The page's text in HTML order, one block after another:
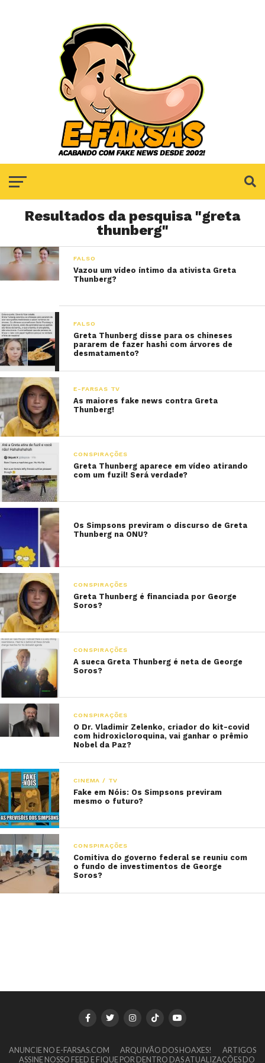
Resultados da pesquisa "greta
thunberg"
FALSO
Vazou um vídeo íntimo da ativista Greta
Thunberg?
FALSO
Greta Thunberg disse para os chineses
pararem de fazer hashi com árvores de
desmatamento?
E-FARSAS TV
As maiores fake news contra Greta
Thunberg!
CONSPIRAÇÕES
Greta Thunberg aparece em vídeo atirando
com um fuzil! Será verdade?
Os Simpsons previram o discurso de Greta
Thunberg na ONU?
CONSPIRAÇÕES
Greta Thunberg é financiada por George
Soros?
CONSPIRAÇÕES
A sueca Greta Thunberg é neta de George
Soros?
CONSPIRAÇÕES
O Dr. Vladimir Zelenko, criador do kit-covid
com hidroxicloroquina, vai ganhar o prêmio
Nobel da Paz?
CINEMA / TV
Fake em Nóis: Os Simpsons previram
mesmo o futuro?
CONSPIRAÇÕES
Comitiva do governo federal se reuniu com
o fundo de investimentos de George
Soros?
ANUNCIE NO E-FARSAS.COM ARQUIVÃO DOS HOAXES!
ARTIGOS
ASSINE NOSSO FEED E FIQUE POR DENTRO DAS ATUALIZAÇÕES DO